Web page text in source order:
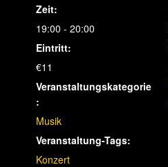
Zeit:
19:00 - 20:00
Eintritt:
€11
Veranstaltungskategorie
:
Musik
Veranstaltung-Tags:
Konzert